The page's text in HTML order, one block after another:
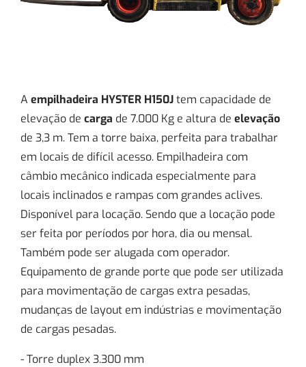
A empilhadeira HYSTER H150Jtem capacidade de
elevação de carga de 7.000 Kg e altura de elevação
de 3,3 m. Tem a torre baixa, perfeita para trabalhar
em locais de difícil acesso. Empilhadeira com
câmbio mecânico indicada especialmente para
locais inclinados e rampas com grandes aclives.
Disponível para locação. Sendo que a locação pode
ser feita por períodos por hora, dia ou mensal.
Também pode ser alugada com operador.
Equipamento de grande porte que pode ser utilizada
para movimentação de cargas extra pesadas,
mudanças de layout em indústrias e movimentação
de cargas pesadas.
- Torre duplex 3.300 mm